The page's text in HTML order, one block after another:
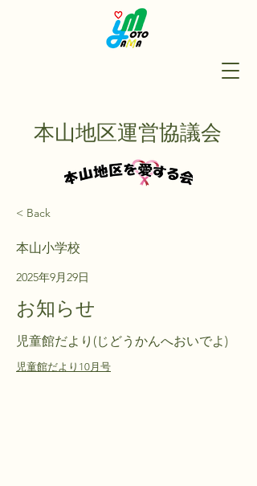
本山地区運営協議会
< Back
本山小学校
2025年9月29日
お知らせ
児童館だより(じどうかんへおいでよ)
児童館だより10月号